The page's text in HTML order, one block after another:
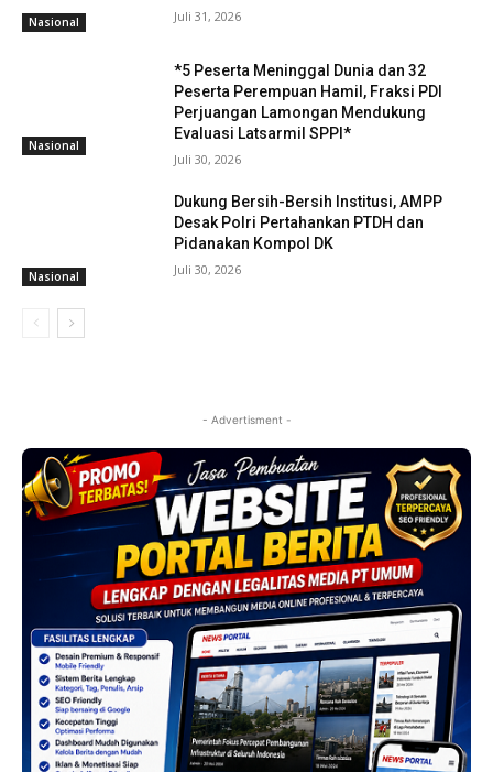
Nasional Juli 31, 2026
Nasional
*5 Peserta Meninggal Dunia dan 32
Peserta Perempuan Hamil, Fraksi PDI
Perjuangan Lamongan Mendukung
Evaluasi Latsarmil SPPI*
Juli 30, 2026
Nasional
Dukung Bersih-Bersih Institusi, AMPP
Desak Polri Pertahankan PTDH dan
Pidanakan Kompol DK
Juli 30, 2026
- Advertisment -